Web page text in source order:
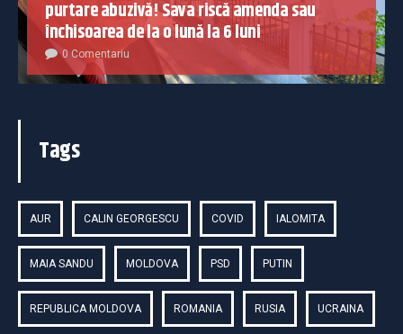
purtare abuzivă! Sava riscă amenda sau
închisoarea de la o lună la 6 luni
0 Comentariu
Tags
AUR CALIN GEORGESCU COVID IALOMITA
MAIA SANDU MOLDOVA PSD PUTIN
REPUBLICA MOLDOVA ROMANIA RUSIA UCRAINA